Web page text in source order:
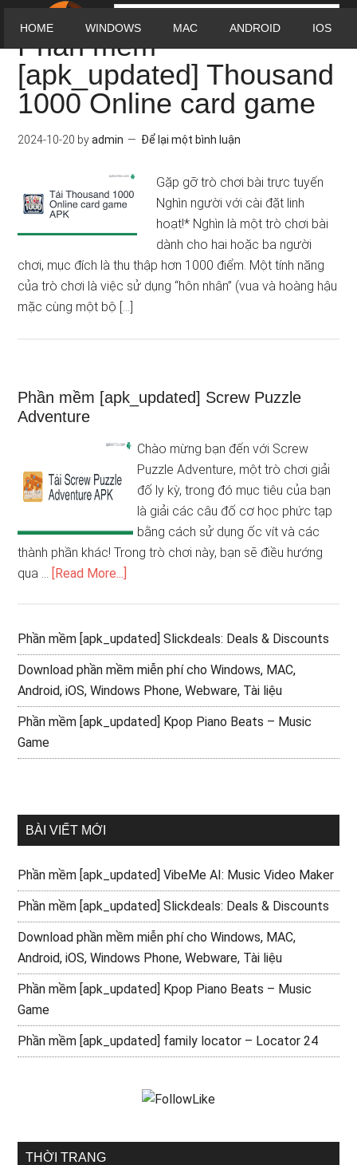
HOME WINDOWS MAC ANDROID IOS
Phần mềm
[apk_updated] Thousand
1000 Online card game
2024-10-20 byadmin Để lại một bình luận
Gặp gỡ trò chơi bài trực tuyến
Nghìn người với cài đặt linh
hoạt!* Nghìn là một trò chơi bài
dành cho hai hoặc ba người
chơi, mục đích là thu thập hơn 1000 điểm. Một tính năng
của trò chơi là việc sử dụng “hôn nhân” (vua và hoàng hậu
mặc cùng một bộ […]
Phần mềm [apk_updated] Screw Puzzle
Adventure
Chào mừng bạn đến với Screw
Puzzle Adventure, một trò chơi giải
đố ly kỳ, trong đó mục tiêu của bạn
là giải các câu đố cơ học phức tạp
bằng cách sử dụng ốc vít và các
thành phần khác! Trong trò chơi này, bạn sẽ điều hướng
qua … [Read More...]
Phần mềm [apk_updated] Slickdeals: Deals & Discounts
Download phần mềm miễn phí cho Windows, MAC,
Android, iOS, Windows Phone, Webware, Tài liệu
Phần mềm [apk_updated] Kpop Piano Beats – Music
Game
BÀI VIẾT MỚI
Phần mềm [apk_updated] VibeMe AI: Music Video Maker
Phần mềm [apk_updated] Slickdeals: Deals & Discounts
Download phần mềm miễn phí cho Windows, MAC,
Android, iOS, Windows Phone, Webware, Tài liệu
Phần mềm [apk_updated] Kpop Piano Beats – Music
Game
Phần mềm [apk_updated] family locator – Locator 24
THỜI TRANG